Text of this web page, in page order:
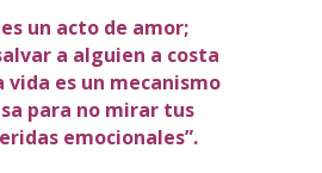
un acto de amor;
a alguien a costa
vida es un mecanismo
para no mirar tus
emocionales”.